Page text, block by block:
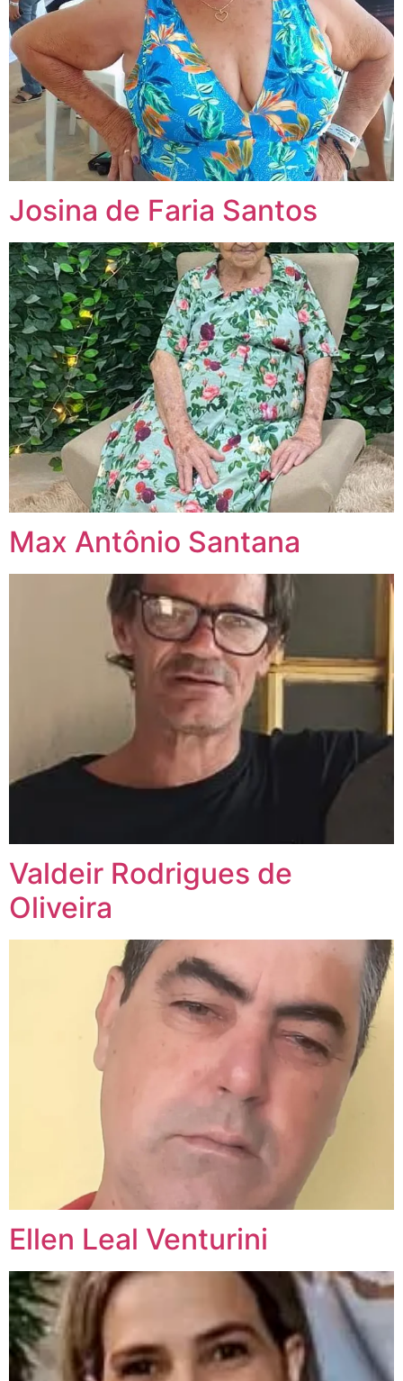
Josina de Faria Santos
Max Antônio Santana
Valdeir Rodrigues de
Oliveira
Ellen Leal Venturini